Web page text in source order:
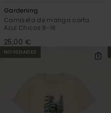
Gardening
Camiseta de manga corta
Azul Chicos 8-16
25,00 €
NOVEDADES